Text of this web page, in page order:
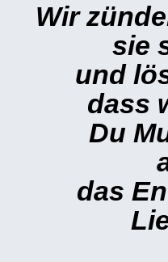
Wir
sie
und
dass
Du
das